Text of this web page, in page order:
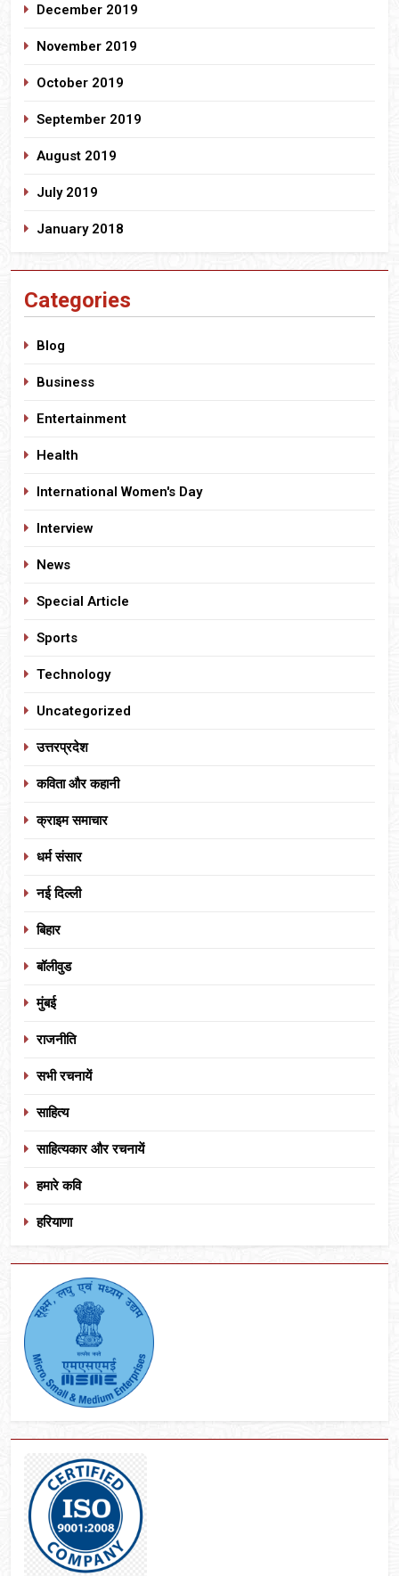
December 2019
November 2019
October 2019
September 2019
August 2019
July 2019
January 2018
Categories
Blog
Business
Entertainment
Health
International Women's Day
Interview
News
Special Article
Sports
Technology
Uncategorized
उत्तरप्रदेश
कविता और कहानी
क्राइम समाचार
धर्म संसार
नई दिल्ली
बिहार
बॉलीवुड
मुंबई
राजनीति
सभी रचनायें
साहित्य
साहित्यकार और रचनायें
हमारे कवि
हरियाणा